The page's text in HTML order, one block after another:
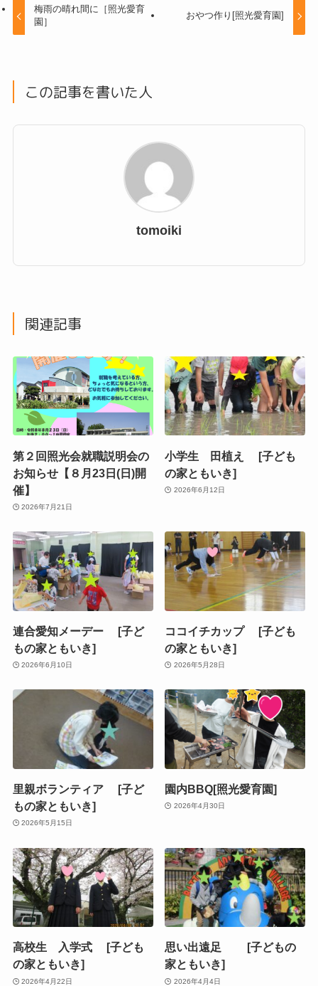
梅雨の晴れ間に［照光愛育
園］
おやつ作り[照光愛育園]
この記事を書いた人
tomoiki
関連記事
第２回照光会就職説明会の
お知らせ【８月23日(日)開
催】
2026年7月21日
小学生 田植え [子ども
の家ともいき]
2026年6月12日
連合愛知メーデー [子ど
もの家ともいき]
2026年6月10日
ココイチカップ [子ども
の家ともいき]
2026年5月28日
里親ボランティア [子ど
もの家ともいき]
2026年5月15日
園内BBQ[照光愛育園]
2026年4月30日
高校生 入学式 [子ども
の家ともいき]
2026年4月22日
思い出遠足 [子どもの
家ともいき]
2026年4月4日